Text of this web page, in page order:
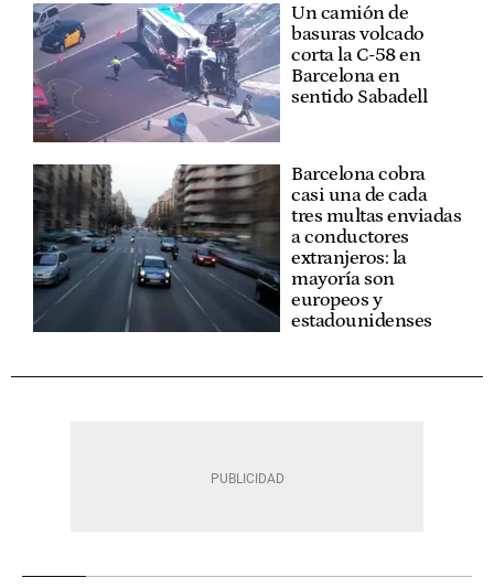
Un camión de
basuras volcado
corta la C-58 en
Barcelona en
sentido Sabadell
Barcelona cobra
casi una de cada
tres multas enviadas
a conductores
extranjeros: la
mayoría son
europeos y
estadounidenses